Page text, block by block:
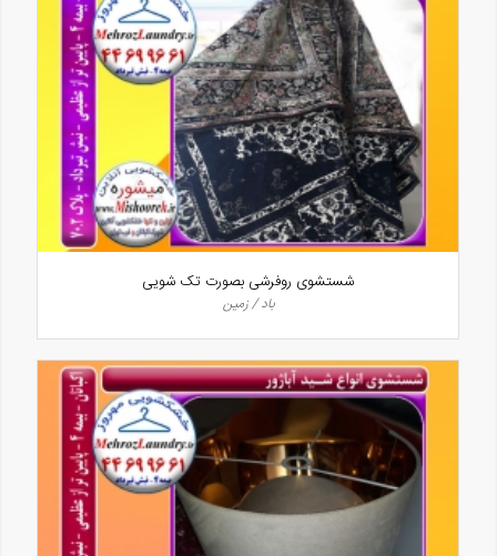
شستشوی روفرشی بصورت تک شویی
باد / زمین